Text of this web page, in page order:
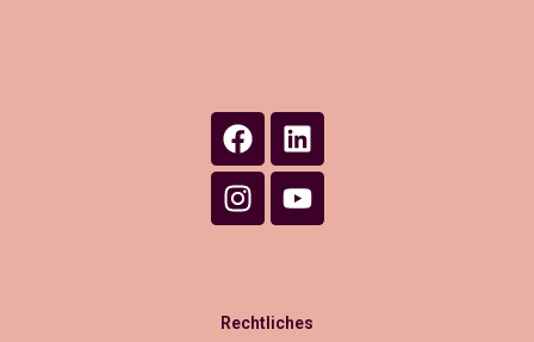
Rechtliches